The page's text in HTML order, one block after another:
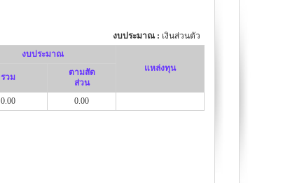
งบประมาณ : เงินส่วนตัว
งบประมาณ
แหล่งทุน
รวม
ตามสัด
ส่วน
0.00 0.00